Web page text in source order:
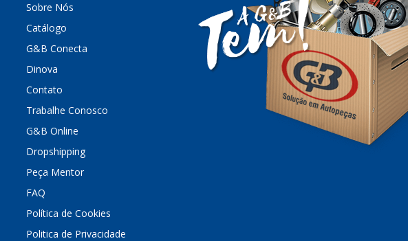
Sobre Nós
Catálogo
G&B Conecta
Dinova
Contato
Trabalhe Conosco
G&B Online
Dropshipping
Peça Mentor
FAQ
Política de Cookies
Politica de Privacidade